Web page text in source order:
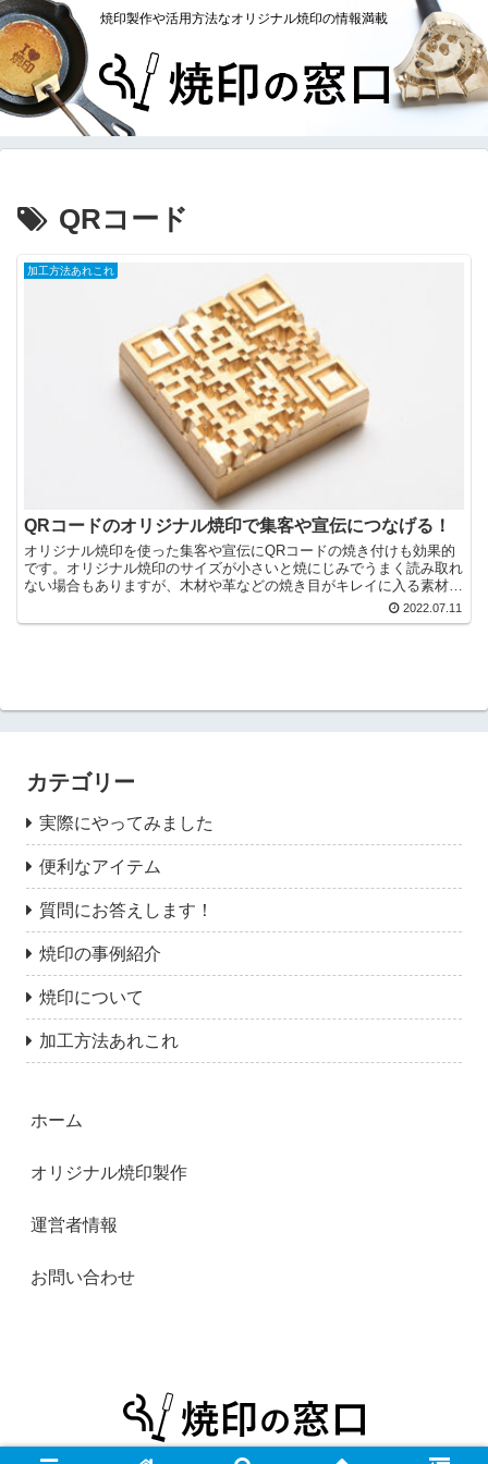
焼印製作や活用方法なオリジナル焼印の情報満載
QRコード
加工方法あれこれ
QRコードのオリジナル焼印で集客や宣伝につなげる！
オリジナル焼印を使った集客や宣伝にQRコードの焼き付けも効果的
です。オリジナル焼印のサイズが小さいと焼にじみでうまく読み取れ
ない場合もありますが、木材や革などの焼き目がキレイに入る素材で
あればしっかり読み取ることができ、集客や宣伝につなげることが可
能です。
2022.07.11
カテゴリー
実際にやってみました
便利なアイテム
質問にお答えします！
焼印の事例紹介
焼印について
加工方法あれこれ
ホーム
オリジナル焼印製作
運営者情報
お問い合わせ